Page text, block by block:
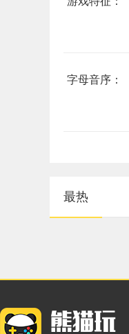
字母音序：
最热